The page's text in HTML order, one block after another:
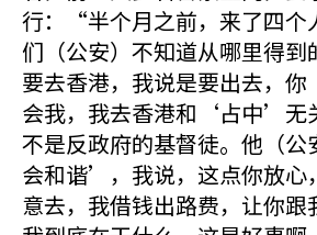
行：“半个月之前，来了四个
们（公安）不知道从哪里得到
要去香港，我说是要出去，你
会我，我去香港和‘占中’无
不是反政府的基督徒。他（
会和谐’，我说，这点你放心
意去，我借钱出路费，让你跟